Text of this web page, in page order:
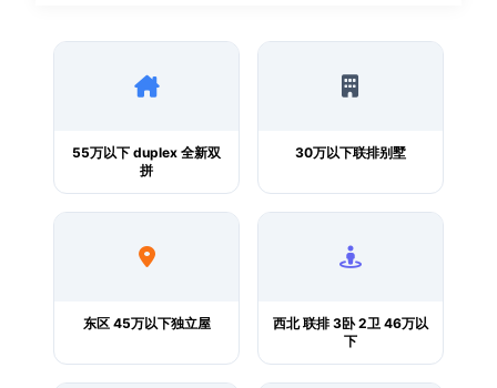
55万以下 duplex 全新双
拼
30万以下联排别墅
东区 45万以下独立屋
西北 联排 3卧 2卫 46万以
下